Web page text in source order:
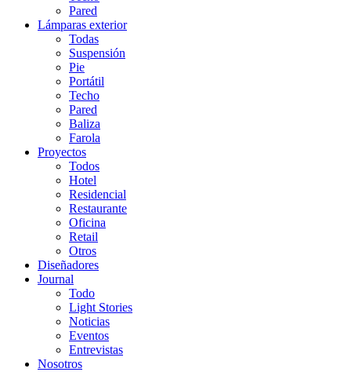
Pared
Lámparas exterior
Todas
Suspensión
Pie
Portátil
Techo
Pared
Baliza
Farola
Proyectos
Todos
Hotel
Residencial
Restaurante
Oficina
Retail
Otros
Diseñadores
Journal
Todo
Light Stories
Noticias
Eventos
Entrevistas
Nosotros